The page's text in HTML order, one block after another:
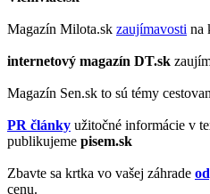
Magazín Milota.sk zaujímavosti na
internetový magazín DT.sk
Magazín Sen.sk to sú témy
PR články užitočné informácie v
publikujeme pisem.sk
Zbavte sa krtka vo vašej záhrade
cenu.